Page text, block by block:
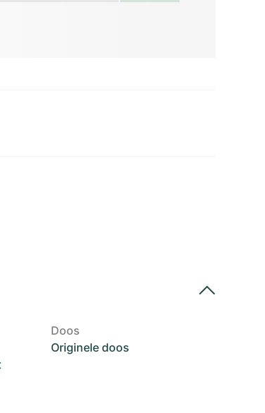
Doos
Originele doos